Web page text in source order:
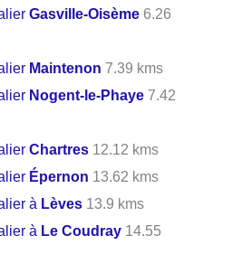
Gasville-Oisème 6.26
Maintenon 7.39 kms
Nogent-le-Phaye 7.42
Chartres 12.12 kms
Épernon 13.62 kms
à Lèves 13.9 kms
à Le Coudray 14.55